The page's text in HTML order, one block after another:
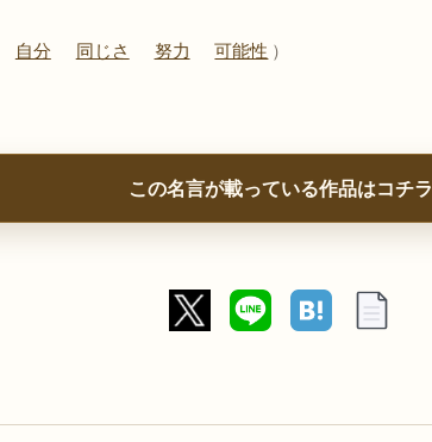
自分 同じさ 努力 可能性 ）
この名言が載っている作品はコチラ